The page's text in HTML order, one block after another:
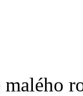
malého